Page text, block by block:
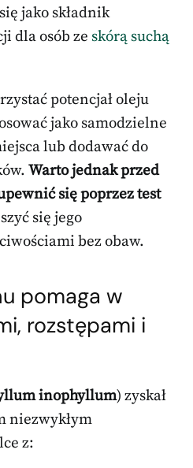
jako składnik
dla osób ze skórą suchą
potencjał oleju
jako samodzielne
lub dodawać do
Warto jednak przed
się poprzez test
się jego
bez obaw.
pomaga w
rozstępami i
inophyllum) zyskał
niezwykłym
z: